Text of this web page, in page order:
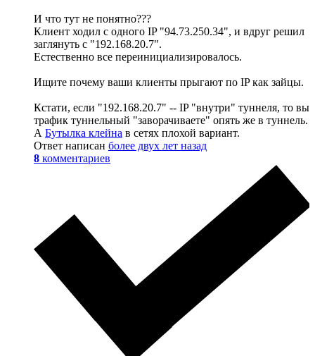
И что тут не понятно???
Клиент ходил с одного IP "94.73.250.34", и вдруг решил
заглянуть с "192.168.20.7".
Естественно все переинициализировалось.
Ищите почему ваши клиенты прыгают по IP как зайцы.
Кстати, если "192.168.20.7" -- IP "внутри" туннеля, то вы
трафик туннельный "заворачиваете" опять же в туннель.
А Бутылка клейна в сетях плохой вариант.
Ответ написан более двух лет назад
8 комментариев